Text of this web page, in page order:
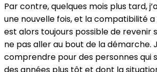
Par contre, quelques mois plus tard,
une nouvelle fois, et la compatibilité
est alors toujours possible de revenir
ne pas aller au bout de la démarche.
comprendre pour des personnes qui